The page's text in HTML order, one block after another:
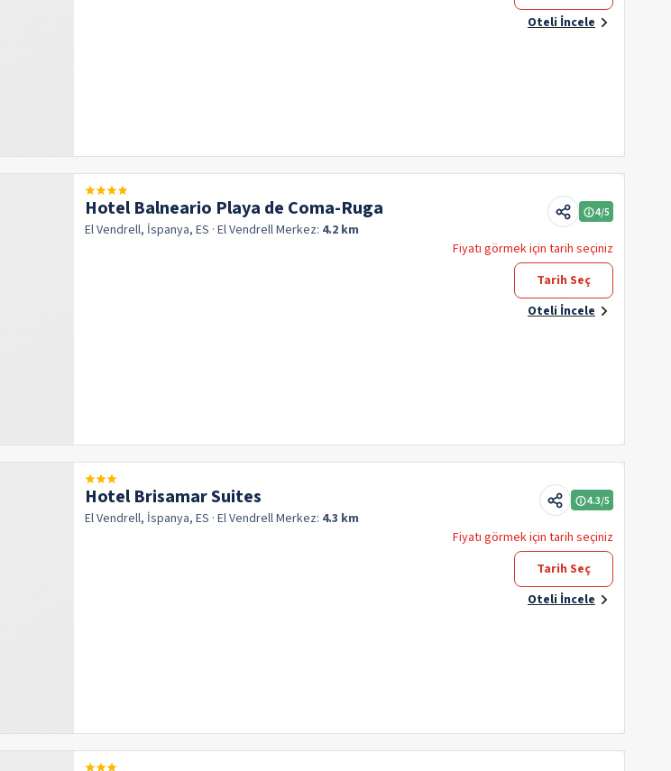
Oteli İncele
Hotel Balneario Playa de Coma-Ruga
El Vendrell, İspanya, ES · El VendrellMerkez: 4.2 km
4/5
Fiyatı görmek için tarih seçiniz
Tarih Seç
Oteli İncele
Hotel Brisamar Suites
El Vendrell, İspanya, ES · El VendrellMerkez: 4.3 km
4.3/5
Fiyatı görmek için tarih seçiniz
Tarih Seç
Oteli İncele